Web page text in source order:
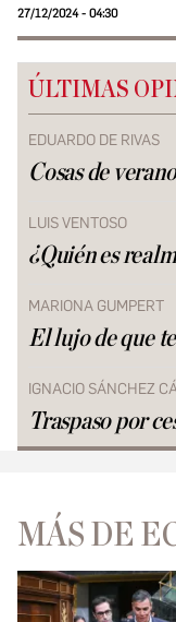
27/12/2024 - 04:30
ÚLTIMAS
EDUARDO DE RIVAS
Cosas de verano
LUIS VENTOSO
¿Quién es
MARIONA GUMPERT
El lujo de que
IGNACIO SÁNCHEZ
Traspaso por
MÁS DE